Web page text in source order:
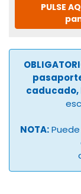
PULSE
pasaporte
caducado,
NOTA:Puede